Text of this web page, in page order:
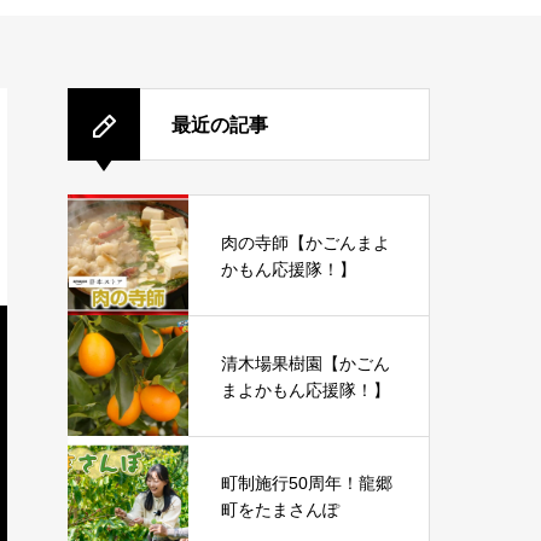
最近の記事
肉の寺師【かごんまよ
かもん応援隊！】
清木場果樹園【かごん
まよかもん応援隊！】
町制施行50周年！龍郷
町をたまさんぽ